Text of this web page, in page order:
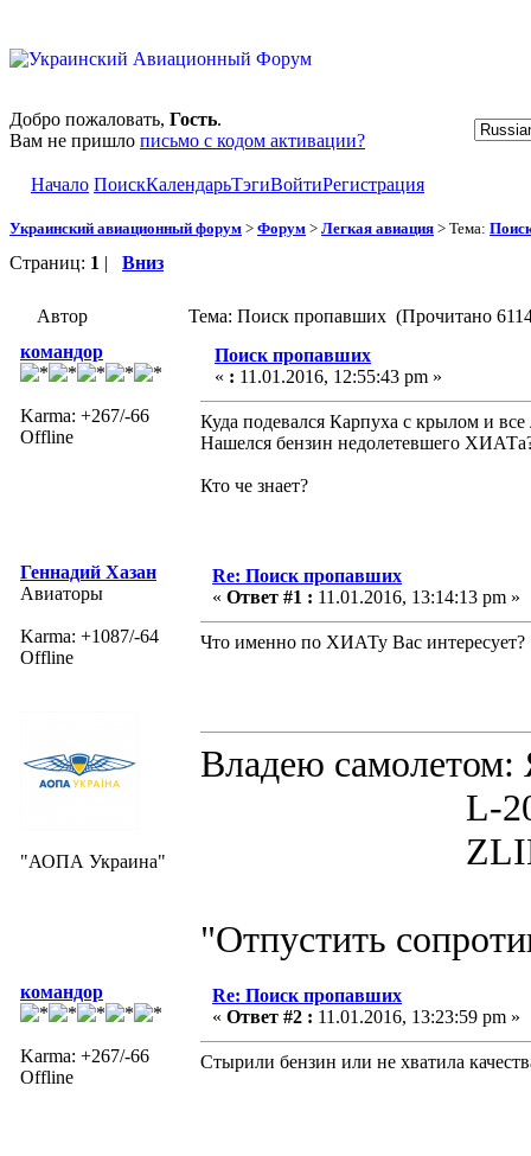
Добро пожаловать, Гость.
Вам не пришло письмо с кодом активации?
Начало ПоискКалендарьТэгиВойтиРегистрация
Украинский авиационный форум > Форум > Легкая авиация > Тема:
Страниц: 1 | Вниз
Автор
Тема: Поиск пропавших (Прочитано
командор
Karma: +267/-66
Offline
Поиск пропавших
« : 11.01.2016, 12:55:43 pm »
Куда подевался Карпуха с крылом и
Нашелся бензин недолетевшего
Кто че знает?
Геннадий Хазан
Авиаторы
Karma: +1087/-64
Offline
"АОПА Украина"
Re: Поиск пропавших
« Ответ #1 : 11.01.2016, 13:14:13 pm »
Что именно по ХИАТу Вас интересует?
Владею
L-200D
ZLIN 526
"Отпустить
командор
Karma: +267/-66
Offline
Re: Поиск пропавших
« Ответ #2 : 11.01.2016, 13:23:59 pm »
Стырили бензин или не хватила